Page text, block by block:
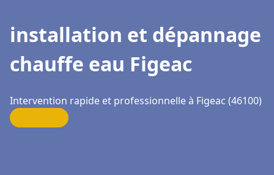
installation et dépannage
chauffe eau Figeac
Intervention rapide et professionnelle à Figeac (46100)